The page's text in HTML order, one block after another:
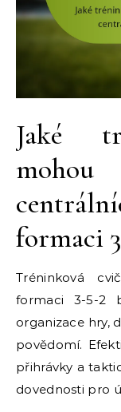
Jaké
mohou
formaci
Tréninková
formaci 3-5-2
organizace hry,
povědomí.
přihrávky a
dovednosti pro